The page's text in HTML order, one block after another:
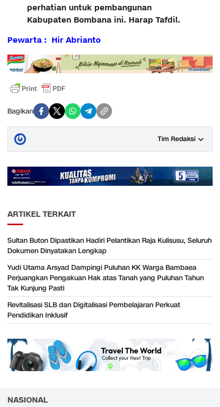
perhatian untuk pembangunan
Kabupaten Bombana ini. Harap Tafdil.
Pewarta : Hir Abrianto
Bagikan
Tim Redaksi
ARTIKEL TERKAIT
Sultan Buton Dipastikan Hadiri Pelantikan Raja Kulisusu, Seluruh
Dokumen Dinyatakan Lengkap
Yudi Utama Arsyad Dampingi Puluhan KK Warga Bambaea
Perjuangkan Pengakuan Hak atas Tanah yang Puluhan Tahun
Tak Kunjung Pasti
Revitalisasi SLB dan Digitalisasi Pembelajaran Perkuat
Pendidikan Inklusif
NASIONAL